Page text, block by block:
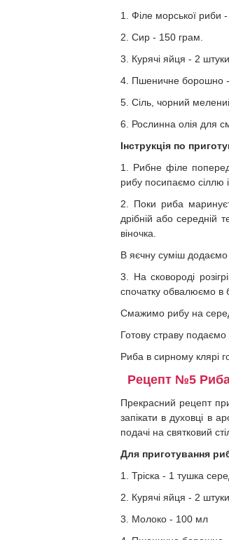
1. Філе морської риби
2. Сир - 150 грам.
3. Курячі яйця - 2 штуки.
4. Пшеничне борошно -
5. Сіль, чорний
6. Рослинна олія для
Інструкція по
1. Рибне філе
рибу посипаємо сіллю
2. Поки риба
дрібній або середній
віночка.
В яєчну суміш додаємо
3. На сковороді
спочатку обвалюємо в
Смажимо рибу на
Готову страву
Риба в сирному клярі
Рецепт №5 Риба
Прекрасний рецепт
запікати в духовці в
подачі на святковий
Для приготування
1. Тріска - 1 тушка
2. Курячі яйця - 2 штуки.
3. Молоко - 100 мл